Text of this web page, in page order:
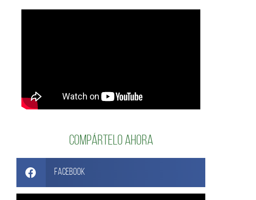
Compártelo ahora
Facebook